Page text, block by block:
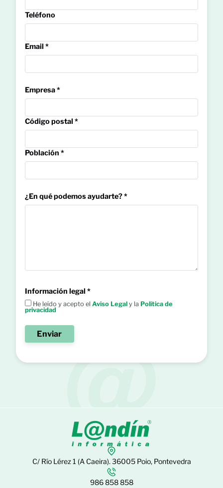
Teléfono
Email *
Empresa *
Código postal *
Población *
¿En qué podemos ayudarte? *
Información legal *
He leído y acepto elAviso Legal y la Política de
privacidad
C/ Río Lérez 1 (A Caeira). 36005 Poio, Pontevedra
986 858 858